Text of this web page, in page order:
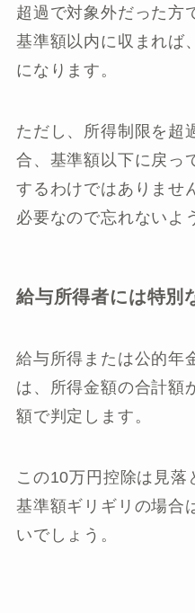
超過で対象外だった方
基準額以内に収まれば
になります。
ただし、所得制限を超
合、基準額以下に戻っ
するわけではありませ
必要なので忘れないよ
給与所得者には特別
給与所得または公的年
は、所得金額の合計額
額で判定します。
この10万円控除は見落
基準額ギリギリの場合
いでしょう。